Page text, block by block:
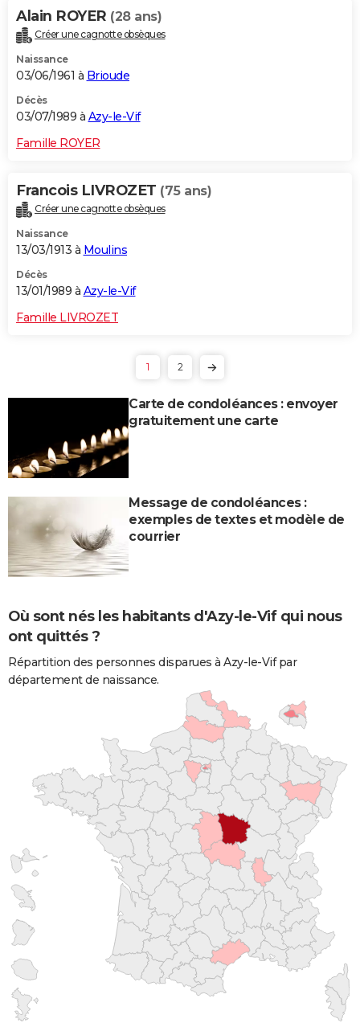
Alain ROYER (28 ans)
Créer une cagnotte obsèques
Naissance
03/06/1961 à Brioude
Décès
03/07/1989 à Azy-le-Vif
Famille ROYER
Francois LIVROZET (75 ans)
Créer une cagnotte obsèques
Naissance
13/03/1913 à Moulins
Décès
13/01/1989 à Azy-le-Vif
Famille LIVROZET
1 2
Carte de condoléances : envoyer
gratuitement une carte
Message de condoléances :
exemples de textes et modèle de
courrier
Où sont nés les habitants d'Azy-le-Vif qui nous
ont quittés ?
Répartition des personnes disparues à Azy-le-Vif par
département de naissance.